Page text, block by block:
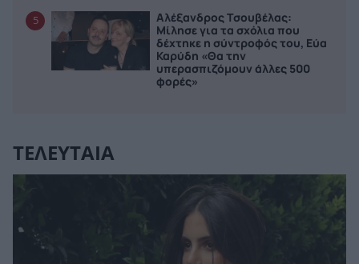
5
Αλέξανδρος Τσουβέλας:
Μίλησε για τα σχόλια που
δέχτηκε η σύντροφός του, Εύα
Καρύδη «Θα την
υπερασπιζόμουν άλλες 500
φορές»
ΤΕΛΕΥΤΑΙΑ